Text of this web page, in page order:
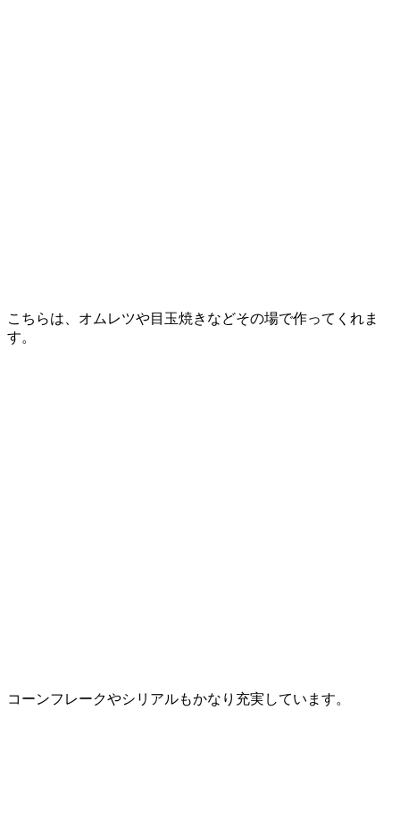
こちらは、オムレツや目玉焼きなどその場で作ってくれま
す。
コーンフレークやシリアルもかなり充実しています。